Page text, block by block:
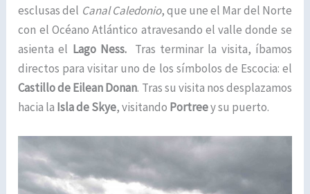
esclusas del Canal Caledonio, que une el Mar del Norte
con el Océano Atlántico atravesando el valle donde se
asienta el Lago Ness. Tras terminar la visita, íbamos
directos para visitar uno de los símbolos de Escocia: el
Castillo de Eilean Donan. Tras su visita nos desplazamos
hacia la Isla de Skye, visitando Portreey su puerto.